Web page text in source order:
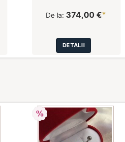
De la: 374,00 €*
DETALII